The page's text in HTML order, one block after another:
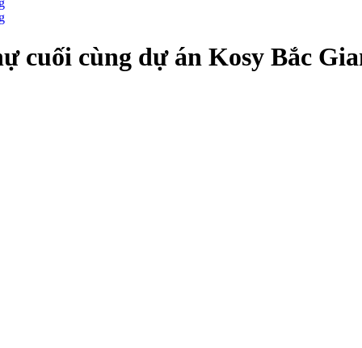
cuối cùng dự án Kosy Bắc